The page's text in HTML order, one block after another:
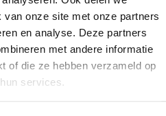
van onze site met onze partners
en analyse. Deze partners
met andere informatie
of die ze hebben verzameld op
services.
uitgeruste servicewagens
en garanderen zo een
machine(s).